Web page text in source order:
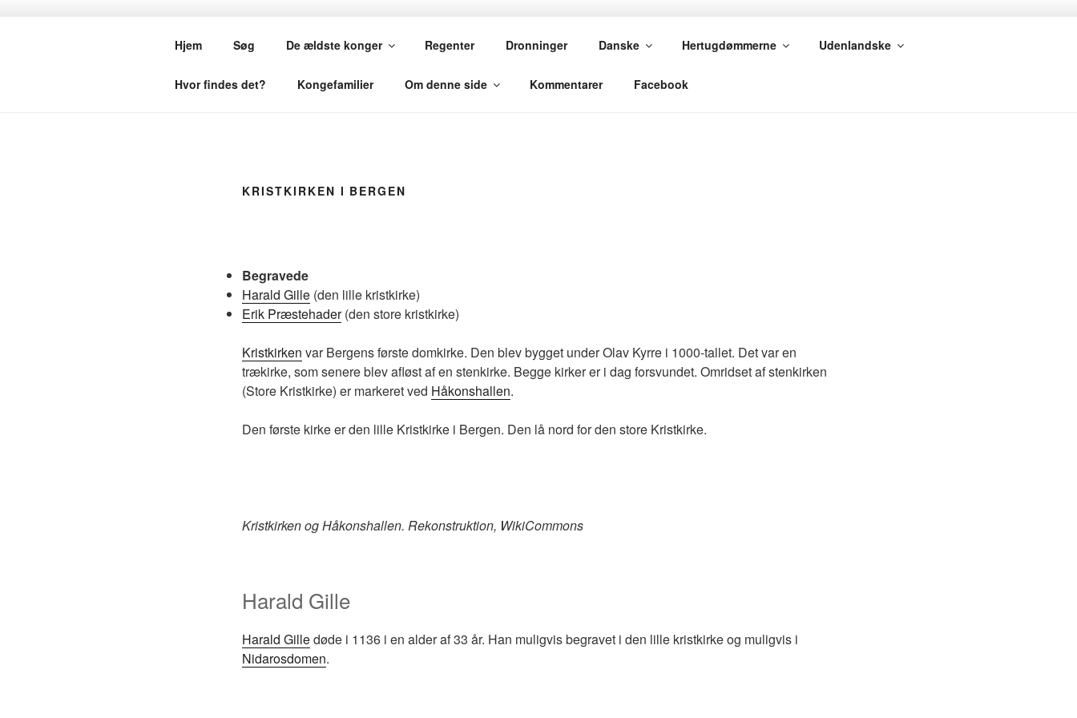
KONGEGRAVE
Hjem Søg De ældste konger Regenter Dronninger Danske Hertugdømmerne Udenlandske
Hvor findes det? Kongefamilier Om denne side Kommentarer Facebook
KRISTKIRKEN I BERGEN
Begravede
Harald Gille (den lille kristkirke)
Erik Præstehader(den store kristkirke)
Kristkirken var Bergens første domkirke. Den blev bygget under Olav Kyrre i 1000-tallet. Det var en
trækirke, som senere blev afløst af en stenkirke. Begge kirker er i dag forsvundet. Omridset af stenkirken
(Store Kristkirke) er markeret ved Håkonshallen.
Den første kirke er den lille Kristkirke i Bergen. Den lå nord for den store Kristkirke.
Kristkirken og Håkonshallen. Rekonstruktion, WikiCommons
Harald Gille
Harald Gilledøde i 1136 i en alder af 33 år. Han muligvis begravet i den lille kristkirke og muligvis i
Nidarosdomen.